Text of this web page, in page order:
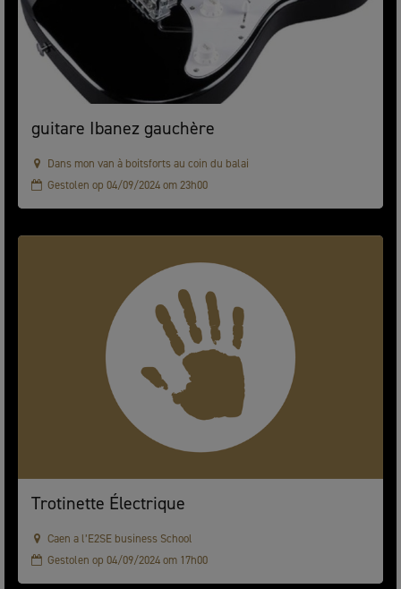
guitare Ibanez gauchère
Dans mon van à boitsforts au coin du balai
Gestolen op 04/09/2024 om 23h00
Trotinette Électrique
Caen a l’E2SE business School
Gestolen op 04/09/2024 om 17h00